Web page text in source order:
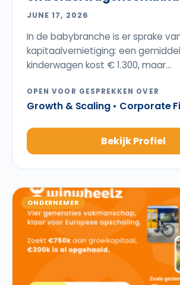
JUNE 17, 2026
In de babybranche is er sprake
kapitaalvernietiging: een
kinderwagen kost € 1.300, maar...
OPEN VOOR GESPREKKEN OVER
Growth & Scaling • Corporate
Bekijk Profiel
ONDERNEMER